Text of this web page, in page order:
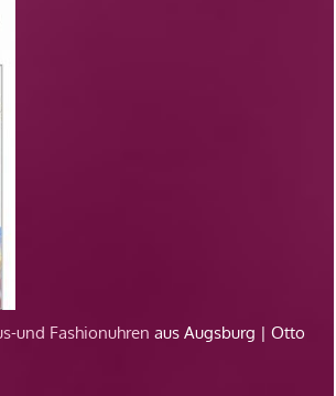
und Fashionuhren aus Augsburg | Otto